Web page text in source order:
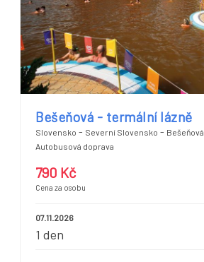
Bešeňová - termální lázně
Slovensko - Severní Slovensko - Bešeňová
Autobusová doprava
790 Kč
Cena za osobu
07.11.2026
1 den